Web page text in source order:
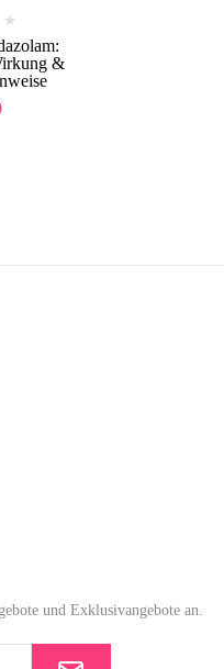
&
und Exklusivangebote an.